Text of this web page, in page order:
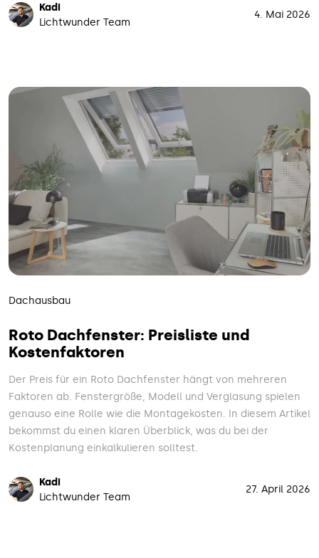
Kadi
Lichtwunder Team
4. Mai 2026
Dachausbau
Roto Dachfenster: Preisliste und
Kostenfaktoren
Der Preis für ein Roto Dachfenster hängt von mehreren
Faktoren ab. Fenstergröße, Modell und Verglasung spielen
genauso eine Rolle wie die Montagekosten. In diesem Artikel
bekommst du einen klaren Überblick, was du bei der
Kostenplanung einkalkulieren solltest.
Kadi
Lichtwunder Team
27. April 2026